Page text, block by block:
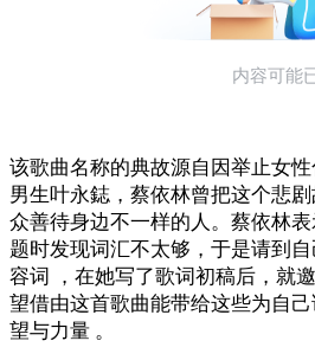
该歌曲名称的典故源自因举止女
男生叶永鋕，蔡依林曾把这个悲
众善待身边不一样的人。蔡依林
题时发现词汇不太够，于是请到
容词 ，在她写了歌词初稿后，就
望借由这首歌曲能带给这些为自
望与力量 。